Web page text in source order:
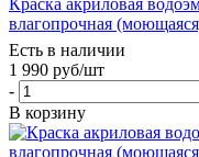
влагопрочная
Есть в наличии
1 990 руб/шт
-
В корзину